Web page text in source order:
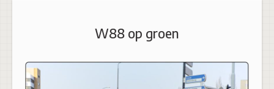
W88 op groen